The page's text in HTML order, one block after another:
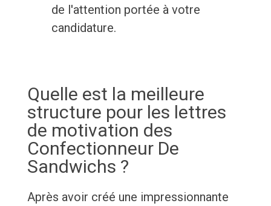
de l'attention portée à votre
candidature.
Quelle est la meilleure
structure pour les lettres
de motivation des
Confectionneur De
Sandwichs ?
Après avoir créé une impressionnante